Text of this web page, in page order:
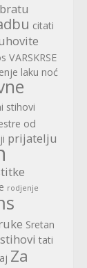
bratu
citati
VARSKRSE
laku noć
stihovi
od
prijatelju
rodjenje
Sretan
stihovi tati
Za